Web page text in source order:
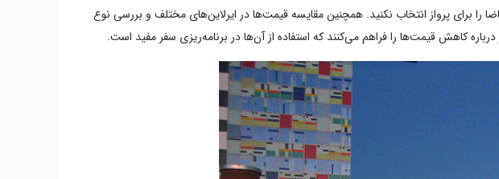
را برای پرواز انتخاب نکنید. همچنین مقایسه قیمت‌ها در ایرلاین‌های مختلف و بررسی نوع
کاهش قیمت‌ها را فراهم می‌کنند که استفاده از آن‌ها در برنامه‌ریزی سفر مفید است.